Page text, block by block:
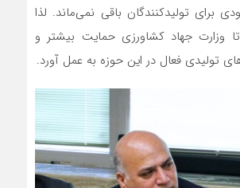
برای تولیدکنندگان باقی نمی‌ماند. لذا
وزارت جهاد کشاورزی حمایت بیشتر و
تولیدی فعال در این حوزه به عمل آورد.